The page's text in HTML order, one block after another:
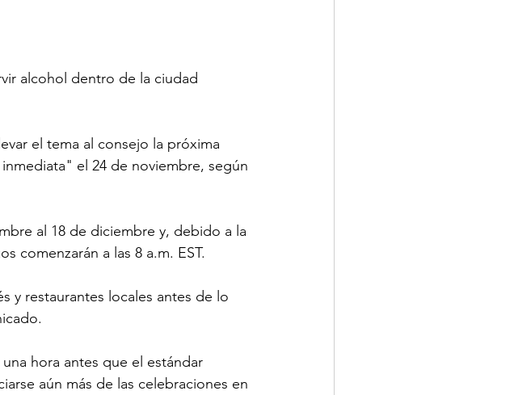
alcohol dentro de la ciudad
el tema al consejo la próxima
el 24 de noviembre, según
al 18 de diciembre y, debido a la
comenzarán a las 8 a.m. EST.
y restaurantes locales antes de lo
hora antes que el estándar
aún más de las celebraciones en